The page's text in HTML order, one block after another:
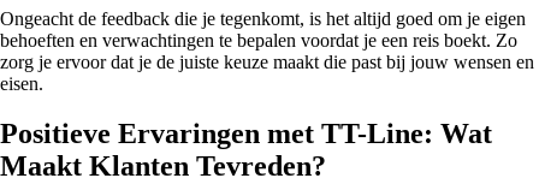
Ongeacht de feedback die je tegenkomt, is het altijd goed om je eigen
behoeften en verwachtingen te bepalen voordat je een reis boekt. Zo
zorg je ervoor dat je de juiste keuze maakt die past bij jouw wensen en
eisen.
Positieve Ervaringen met TT-Line: Wat
Maakt Klanten Tevreden?